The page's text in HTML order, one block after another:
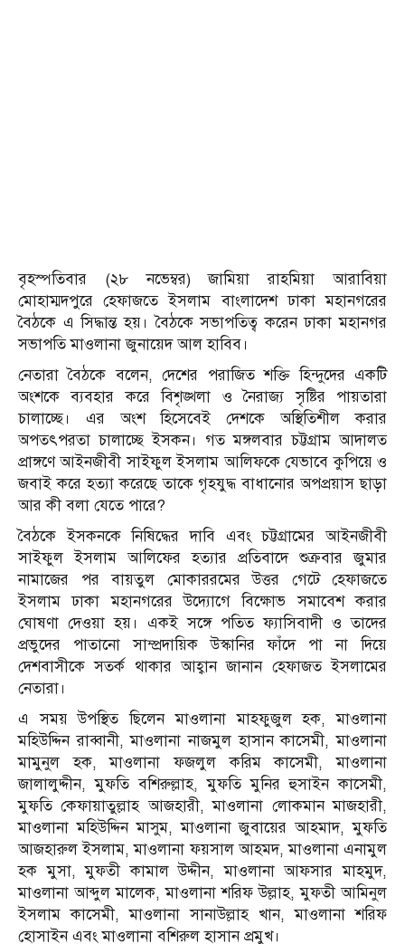
বৃহস্পতিবার (২৮ নভেম্বর) জামিয়া রাহমিয়া আরাবিয়া
মোহাম্মদপুরে হেফাজতে ইসলাম বাংলাদেশ ঢাকা মহানগরের
বৈঠকে এ সিদ্ধান্ত হয়। বৈঠকে সভাপতিত্ব করেন ঢাকা মহানগর
সভাপতি মাওলানা জুনায়েদ আল হাবিব।
নেতারা বৈঠকে বলেন, দেশের পরাজিত শক্তি হিন্দুদের একটি
অংশকে ব্যবহার করে বিশৃঙ্খলা ও নৈরাজ্য সৃষ্টির পায়তারা
চালাচ্ছে। এর অংশ হিসেবেই দেশকে অস্থিতিশীল করার
অপতৎপরতা চালাচ্ছে ইসকন। গত মঙ্গলবার চট্টগ্রাম আদালত
প্রাঙ্গণে আইনজীবী সাইফুল ইসলাম আলিফকে যেভাবে কুপিয়ে ও
জবাই করে হত্যা করেছে তাকে গৃহযুদ্ধ বাধানোর অপপ্রয়াস ছাড়া
আর কী বলা যেতে পারে?
বৈঠকে ইসকনকে নিষিদ্ধের দাবি এবং চট্টগ্রামের আইনজীবী
সাইফুল ইসলাম আলিফের হত্যার প্রতিবাদে শুক্রবার জুমার
নামাজের পর বায়তুল মোকাররমের উত্তর গেটে হেফাজতে
ইসলাম ঢাকা মহানগরের উদ্যোগে বিক্ষোভ সমাবেশ করার
ঘোষণা দেওয়া হয়। একই সঙ্গে পতিত ফ্যাসিবাদী ও তাদের
প্রভুদের পাতানো সাম্প্রদায়িক উস্কানির ফাঁদে পা না দিয়ে
দেশবাসীকে সতর্ক থাকার আহ্বান জানান হেফাজত ইসলামের
নেতারা।
এ সময় উপস্থিত ছিলেন মাওলানা মাহফুজুল হক, মাওলানা
মহিউদ্দিন রাব্বানী, মাওলানা নাজমুল হাসান কাসেমী, মাওলানা
মামুনুল হক, মাওলানা ফজলুল করিম কাসেমী, মাওলানা
জালালুদ্দীন, মুফতি বশিরুল্লাহ, মুফতি মুনির হুসাইন কাসেমী,
মুফতি কেফায়াতুল্লাহ আজহারী, মাওলানা লোকমান মাজহারী,
মাওলানা মহিউদ্দিন মাসুম, মাওলানা জুবায়ের আহমাদ, মুফতি
আজহারুল ইসলাম, মাওলানা ফয়সাল আহমদ, মাওলানা এনামুল
হক মুসা, মুফতী কামাল উদ্দীন, মাওলানা আফসার মাহমুদ,
মাওলানা আব্দুল মালেক, মাওলানা শরিফ উল্লাহ, মুফতী আমিনুল
ইসলাম কাসেমী, মাওলানা সানাউল্লাহ খান, মাওলানা শরিফ
হোসাইন এবং মাওলানা বশিরুল হাসান প্রমুখ।